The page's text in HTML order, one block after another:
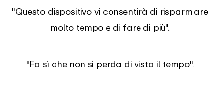
"Questo dispositivo vi consentirà di risparmiare
molto tempo e di fare di più".
"Fa sì che non si perda di vista il tempo".